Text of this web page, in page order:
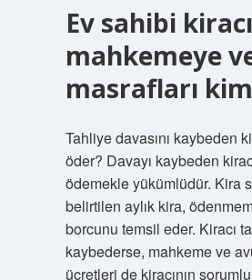
Ev sahibi
mahkemeye
masrafları
Tahliye davasını kaybeden
öder? Davayı kaybeden
ödemekle yükümlüdür. Kira
belirtilen aylık kira,
borcunu temsil eder. Kiracı
kaybederse, mahkeme ve
ücretleri de kiracının